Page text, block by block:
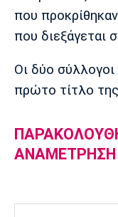
Πολιτισμός
Τραγούδια
Cine Spot
Media
Πρόγραμμα TV
Μπαρτσελόνα
που
που διεξάγεται
Οι δύο
πρώτο τίτλο
ΑΝΑΜΕΤΡΗΣΗ